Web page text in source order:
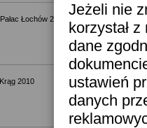
Jeżeli nie
korzystał
dane
ustawień
danych
Łochów 2011
2010